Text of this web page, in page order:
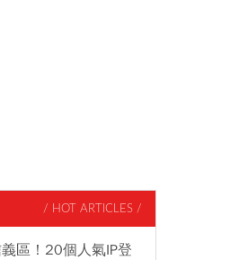
/ HOT ARTICLES /
區！20個人氣IP登